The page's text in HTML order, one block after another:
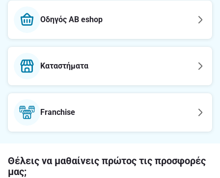
Οδηγός AB eshop
Καταστήματα
Franchise
Θέλεις να μαθαίνεις πρώτος τις προσφορές
μας;